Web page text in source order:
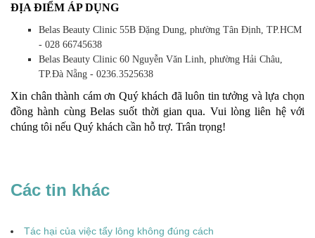
ĐỊA ĐIỂM ÁP DỤNG
Belas Beauty Clinic 55B Đặng Dung, phường Tân Định, TP.HCM
- 028 66745638
Belas Beauty Clinic 60 Nguyễn Văn Linh, phường Hải Châu,
TP.Đà Nẵng - 0236.3525638
Xin chân thành cám ơn Quý khách đã luôn tin tưởng và lựa chọn
đồng hành cùng Belas suốt thời gian qua. Vui lòng liên hệ với
chúng tôi nếu Quý khách cần hỗ trợ. Trân trọng!
Các tin khác
Tác hại của việc tẩy lông không đúng cách